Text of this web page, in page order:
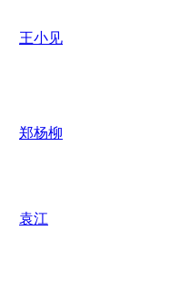
王小见
郑杨柳
袁江